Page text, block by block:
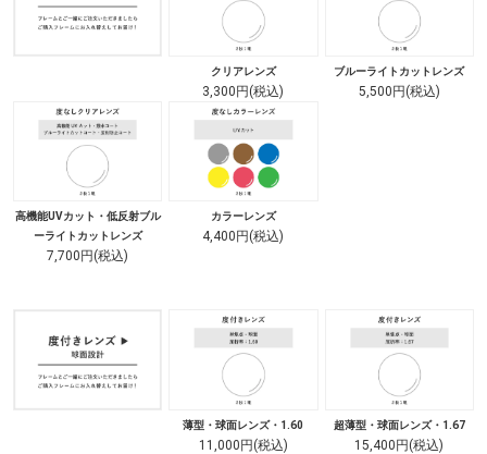
クリアレンズ
3,300円(税込)
ブルーライトカットレンズ
5,500円(税込)
高機能UVカット・低反射ブル
ーライトカットレンズ
7,700円(税込)
カラーレンズ
4,400円(税込)
薄型・球面レンズ・1.60
11,000円(税込)
超薄型・球面レンズ・1.67
15,400円(税込)